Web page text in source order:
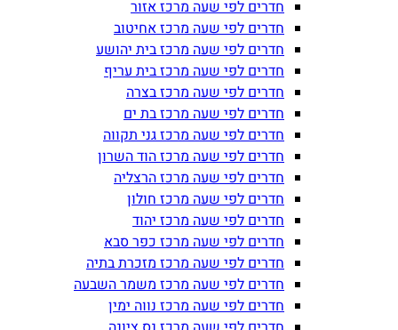
חדרים לפי שעה מרכז אזור
חדרים לפי שעה מרכז אחיטוב
חדרים לפי שעה מרכז בית יהושע
חדרים לפי שעה מרכז בית עריף
חדרים לפי שעה מרכז בצרה
חדרים לפי שעה מרכז בת ים
חדרים לפי שעה מרכז גני תקווה
חדרים לפי שעה מרכז הוד השרון
חדרים לפי שעה מרכז הרצליה
חדרים לפי שעה מרכז חולון
חדרים לפי שעה מרכז יהוד
חדרים לפי שעה מרכז כפר סבא
חדרים לפי שעה מרכז מזכרת בתיה
חדרים לפי שעה מרכז משמר השבעה
חדרים לפי שעה מרכז נווה ימין